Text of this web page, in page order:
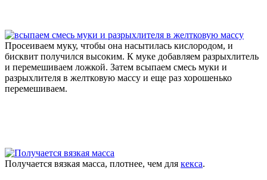
Просеиваем муку, чтобы она насытилась кислородом, и
бисквит получился высоким. К муке добавляем разрыхлитель
и перемешиваем ложкой. Затем всыпаем смесь муки и
разрыхлителя в желтковую массу и еще раз хорошенько
перемешиваем.
Получается вязкая масса, плотнее, чем для кекса.